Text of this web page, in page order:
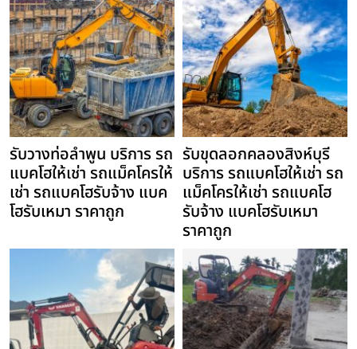
รับวางท่อลำพูน บริการ รถ
แบคโฮให้เช่า รถแม็คโครให้
เช่า รถแบคโฮรับจ้าง แบค
โฮรับเหมา ราคาถูก
รับขุดลอกคลองสิงห์บุรี
บริการ รถแบคโฮให้เช่า รถ
แม็คโครให้เช่า รถแบคโฮ
รับจ้าง แบคโฮรับเหมา
ราคาถูก